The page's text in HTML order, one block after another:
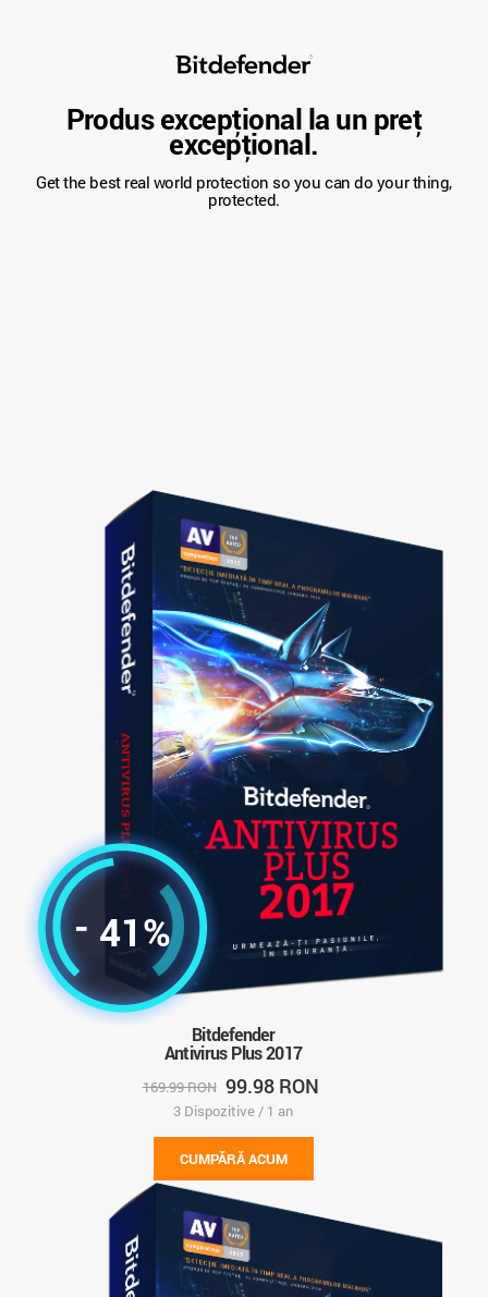
Produs excepțional la un preț
excepțional.
Get the best real world protection so you can do your thing,
protected.
- 41%
Bitdefender
Antivirus Plus 2017
169.99 RON 99.98 RON
3 Dispozitive / 1 an
CUMPĂRĂ ACUM